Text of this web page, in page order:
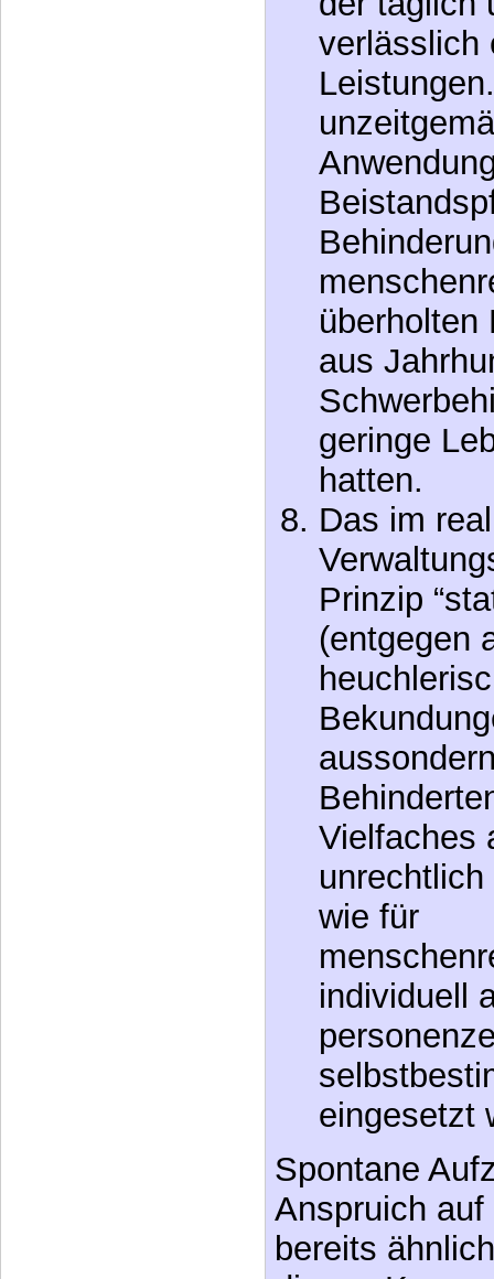
überholten
aus
geringe
hatten.
Das im
Prinzip
(entgegen
Vielfaches
wie für
individuell
eingesetzt
Spontane
Anspruich
bereits
diesen